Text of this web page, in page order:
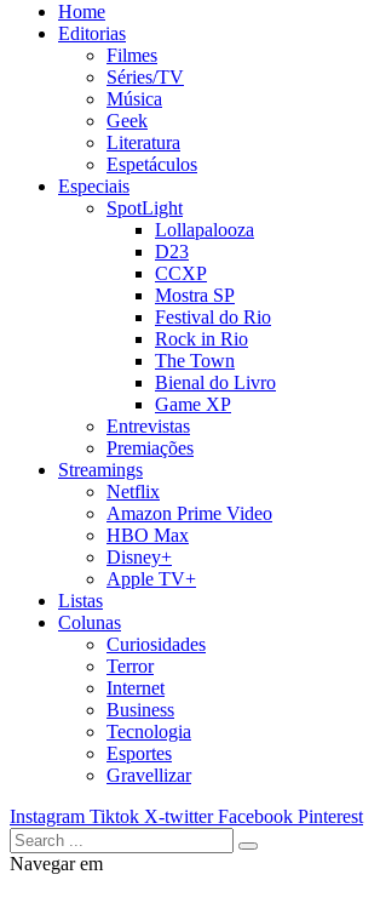
Home
Editorias
Filmes
Séries/TV
Música
Geek
Literatura
Espetáculos
Especiais
SpotLight
Lollapalooza
D23
CCXP
Mostra SP
Festival do Rio
Rock in Rio
The Town
Bienal do Livro
Game XP
Entrevistas
Premiações
Streamings
Netflix
Amazon Prime Video
HBO Max
Disney+
Apple TV+
Listas
Colunas
Curiosidades
Terror
Internet
Business
Tecnologia
Esportes
Gravellizar
Instagram Tiktok X-twitter Facebook Pinterest
Navegar em